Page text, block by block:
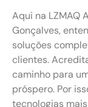
Aqui na LZMAQ
Gonçalves,
soluções
clientes.
caminho para
próspero. Por
tecnologias